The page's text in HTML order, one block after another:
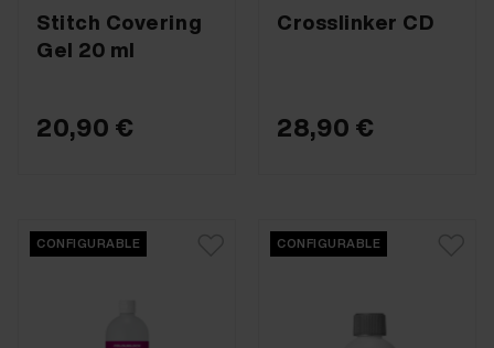
Stitch Covering
Gel 20 ml
20,90 €
Crosslinker CD
28,90 €
CONFIGURABLE CONFIGURABLE